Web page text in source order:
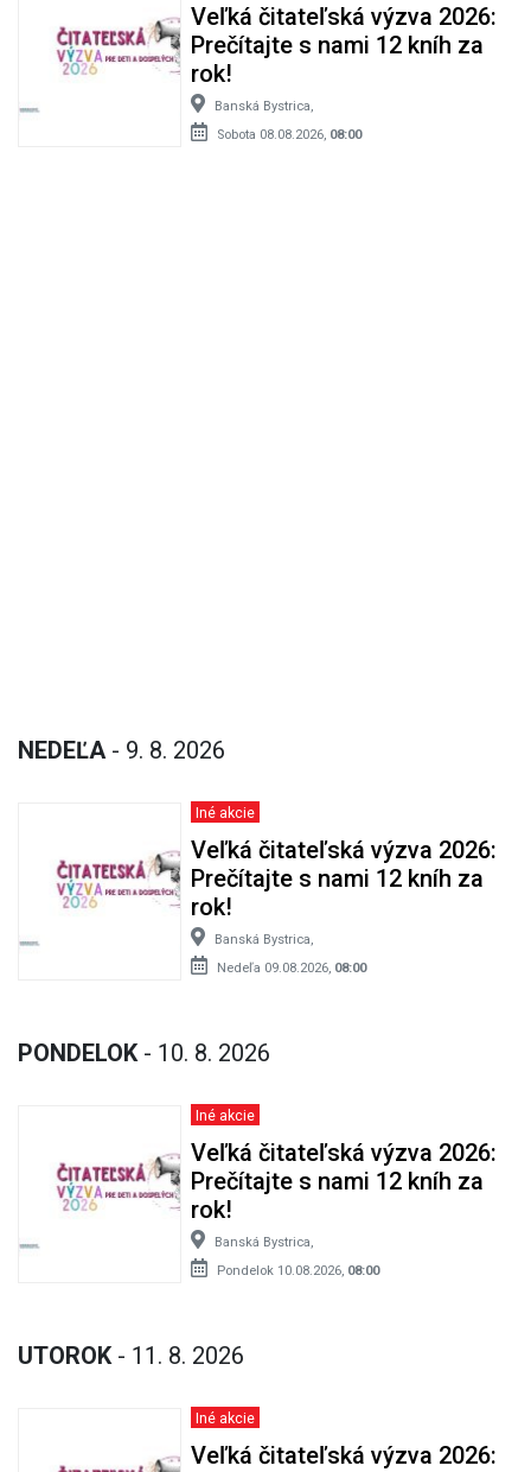
Veľká čitateľská výzva 2026:
Prečítajte s nami 12 kníh za
rok!
Banská Bystrica,
Sobota 08.08.2026, 08:00
NEDEĽA - 9. 8. 2026
Iné akcie
Veľká čitateľská výzva 2026:
Prečítajte s nami 12 kníh za
rok!
Banská Bystrica,
Nedeľa 09.08.2026, 08:00
PONDELOK - 10. 8. 2026
Iné akcie
Veľká čitateľská výzva 2026:
Prečítajte s nami 12 kníh za
rok!
Banská Bystrica,
Pondelok 10.08.2026, 08:00
UTOROK - 11. 8. 2026
Iné akcie
Veľká čitateľská výzva 2026: